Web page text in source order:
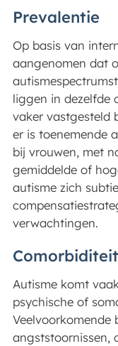
Prevalentie
Op basis van
aangenomen dat
liggen in dezelfde
vaker vastgesteld
er is toenemende
bij vrouwen, met
gemiddelde of
autisme zich
verwachtingen.
Comorbiditeit
Autisme komt
psychische of
Veelvoorkomende
angststoornissen,